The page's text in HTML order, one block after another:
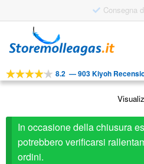
Consegna
alla
al
STRUMENTI
APPLICAZIONI
SERVIZIO CLIENTI
8.2 —903 Kiyoh
In occasione della chiusura
potrebbero verificarsi
ordini.